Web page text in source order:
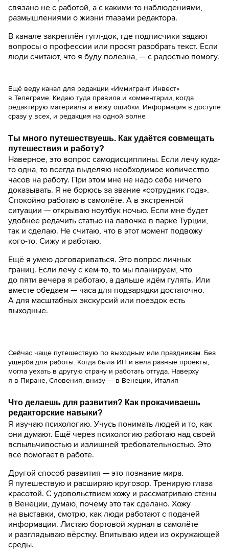
связано не с работой, а с какими-то наблюдениями,
размышлениями о жизни глазами редактора.
В канале закреплён гугл-док, где подписчики задают
вопросы о профессии или просят разобрать текст. Если
люди считают, что я буду полезна, — с радостью помогу.
Ещё веду канал для редакции «Иммигрант Инвест»
в Телеграме. Кидаю туда правила и комментарии, когда
редактирую материалы и вижу ошибки. Информация в доступе
сразу у всех, и редакция на одной волне
Ты много путешествуешь. Как удаётся совмещать
путешествия и работу?
Наверное, это вопрос самодисциплины. Если лечу куда-
то одна, то всегда выделяю необходимое количество
часов на работу. При этом мне не надо себе ничего
доказывать. Я не борюсь за звание «сотрудник года».
Спокойно работаю в самолёте. А в экстренной
ситуации — открываю ноутбук ночью. Если мне будет
удобнее редачить статью на лавочке в парке Турции,
так и сделаю. Не считаю, что в этот момент подвожу
кого-то. Сижу и работаю.
Ещё я умею договариваться. Это вопрос личных
границ. Если лечу с кем-то, то мы планируем, что
до пяти вечера я работаю, а дальше идём гулять. Или
вместе обедаем — часа для подзарядки достаточно.
А для масштабных экскурсий или поездок есть
выходные.
Сейчас чаще путешествую по выходным или праздникам. Без
ущерба для работы. Когда была ИП и вела разные проекты,
могла уехать в другую страну и работать оттуда. Наверху
я в Пиране, Словения, внизу — в Венеции, Италия
Что делаешь для развития? Как прокачиваешь
редакторские навыки?
Я изучаю психологию. Учусь понимать людей и то, как
они думают. Ещё через психологию работаю над своей
вспыльчивостью и излишней требовательностью. Это
всё помогает в работе.
Другой способ развития — это познание мира.
Я путешествую и расширяю кругозор. Тренирую глаза
красотой. С удовольствием хожу и рассматриваю стены
в Венеции, думаю, почему это так сделано. Хожу
на выставки, смотрю, как люди работают с подачей
информации. Листаю бортовой журнал в самолёте
и разглядываю вёрстку. Впитываю идеи из окружающей
среды.